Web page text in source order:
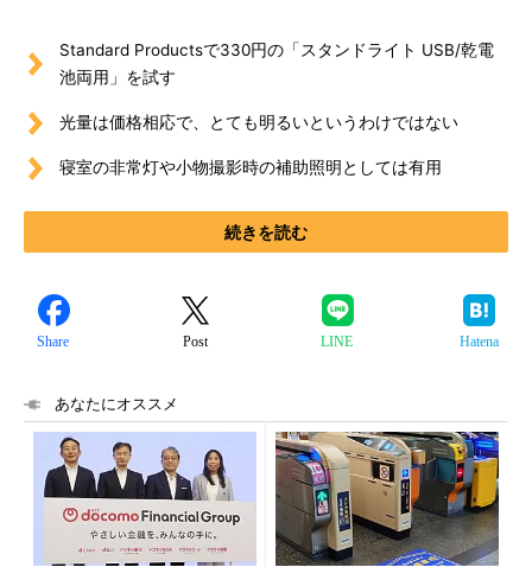
Standard Productsで330円の「スタンドライト USB/乾電
池両用」を試す
光量は価格相応で、とても明るいというわけではない
寝室の非常灯や小物撮影時の補助照明としては有用
続きを読む
Share Post LINE Hatena
あなたにオススメ